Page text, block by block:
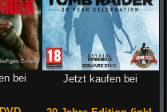
bei Jetzt kaufen bei